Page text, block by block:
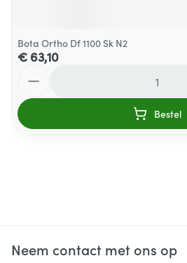
Bota Ortho Df 1100 Sk N2
€ 63,10
Bestel
Neem contact met ons op